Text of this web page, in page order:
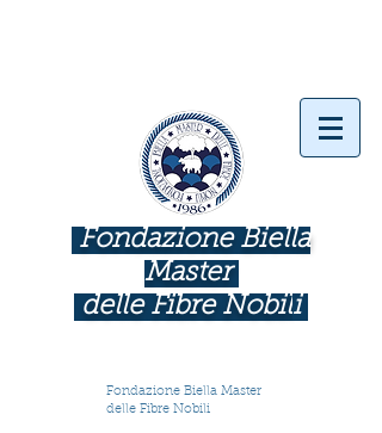
Fondazione Biella
Master
delle Fibre Nobili
Fondazione Biella Master
delle Fibre Nobili